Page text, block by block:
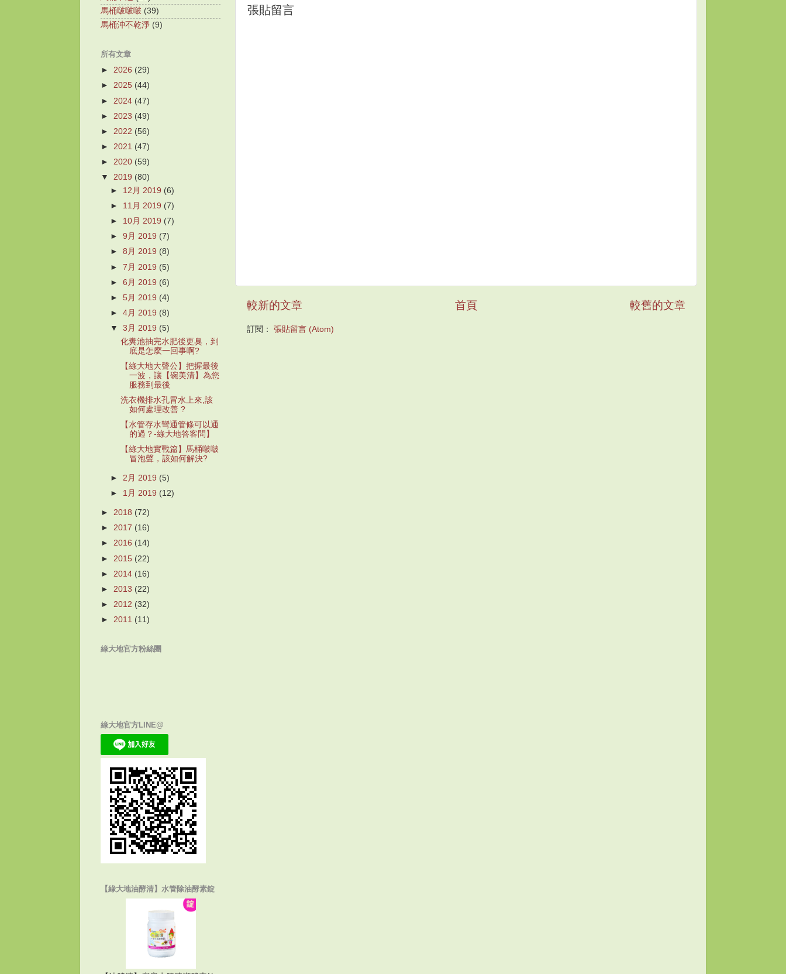
張貼留言
較新的文章 較舊的文章
首頁
訂閱： 張貼留言 (Atom)
馬桶啵啵啵 (39)
馬桶沖不乾淨 (9)
所有文章
► 2026 (29)
► 2025 (44)
► 2024 (47)
► 2023 (49)
► 2022 (56)
► 2021 (47)
► 2020 (59)
▼ 2019 (80)
► 12月 2019 (6)
► 11月 2019 (7)
► 10月 2019 (7)
►9月 2019 (7)
►8月 2019 (8)
►7月 2019 (5)
►6月 2019 (6)
►5月 2019 (4)
►4月 2019 (8)
▼3月 2019 (5)
化糞池抽完水肥後更臭，到
底是怎麼一回事啊?
【綠大地大聲公】把握最後
一波，讓【碗美清】為您
服務到最後
洗衣機排水孔冒水上來,該
如何處理改善 ?
【水管存水彎通管條可以通
的過？-綠大地答客問】
【綠大地實戰篇】馬桶啵啵
冒泡聲，該如何解決?
►2月 2019 (5)
► 1月 2019 (12)
► 2018 (72)
► 2017 (16)
► 2016 (14)
► 2015 (22)
► 2014 (16)
► 2013 (22)
► 2012 (32)
► 2011 (11)
綠大地官方粉絲團
綠大地官方LINE@
【綠大地油酵清】水管除油酵素錠